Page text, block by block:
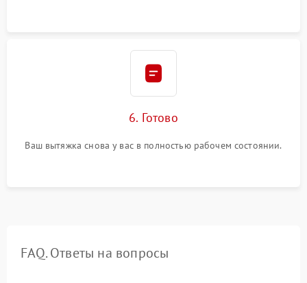
6. Готово
Ваш вытяжка снова у вас в полностью рабочем состоянии.
FAQ. Ответы на вопросы